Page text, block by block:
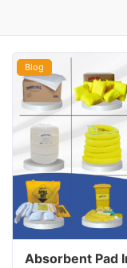
Blog
Absorbent Pad